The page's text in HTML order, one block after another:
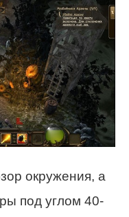
окружения, а
под углом 40-